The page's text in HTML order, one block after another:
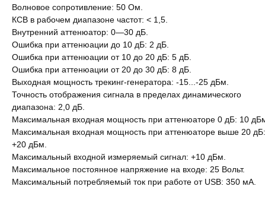
Волновое сопротивление: 50 Ом.
КСВ в рабочем диапазоне частот: < 1,5.
Внутренний аттенюатор: 0—30 дБ.
Ошибка при аттенюации до 10 дБ: 2 дБ.
Ошибка при аттенюации от 10 до 20 дБ: 5 дБ.
Ошибка при аттенюации от 20 до 30 дБ: 8 дБ.
Выходная мощность трекинг-генератора: -15...-25 дБм.
Точность отображения сигнала в пределах динамического
диапазона: 2,0 дБ.
Максимальная входная мощность при аттенюаторе 0 дБ: 10
Максимальная входная мощность при аттенюаторе выше 20 дБ:
+20 дБм.
Максимальный входной измеряемый сигнал: +10 дБм.
Максимальное постоянное напряжение на входе: 25 Вольт.
Максимальный потребляемый ток при работе от USB: 350 мА.